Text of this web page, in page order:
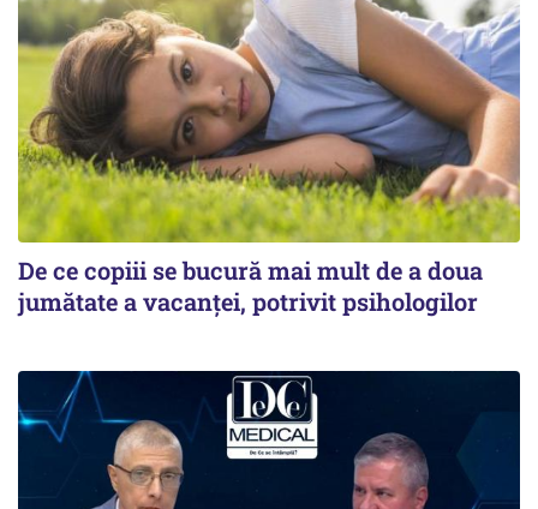
De ce copiii se bucură mai mult de a doua
jumătate a vacanței, potrivit psihologilor